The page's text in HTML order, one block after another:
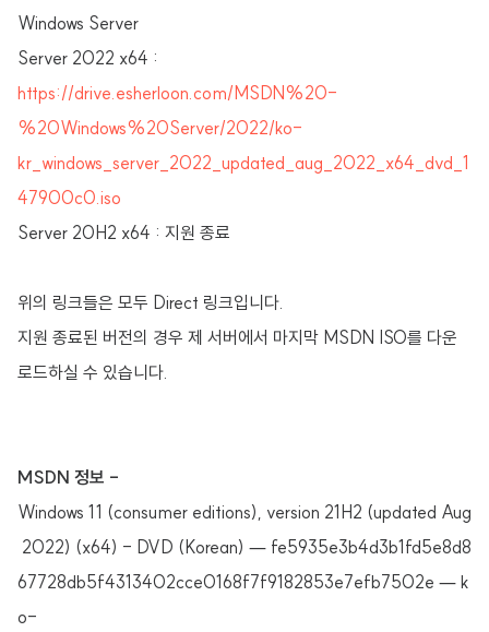
Windows Server
Server 2022 x64 :
https://drive.esherloon.com/MSDN%20-
%20Windows%20Server/2022/ko-
kr_windows_server_2022_updated_aug_2022_x64_dvd_1
47900c0.iso
Server 20H2 x64 : 지원 종료
위의 링크들은 모두 Direct 링크입니다.
지원 종료된 버전의 경우 제 서버에서 마지막 MSDN ISO를 다운
로드하실 수 있습니다.
MSDN 정보 -
Windows 11 (consumer editions), version 21H2 (updated Aug
2022) (x64) - DVD (Korean) — fe5935e3b4d3b1fd5e8d8
67728db5f4313402cce0168f7f9182853e7efb7502e — k
o-